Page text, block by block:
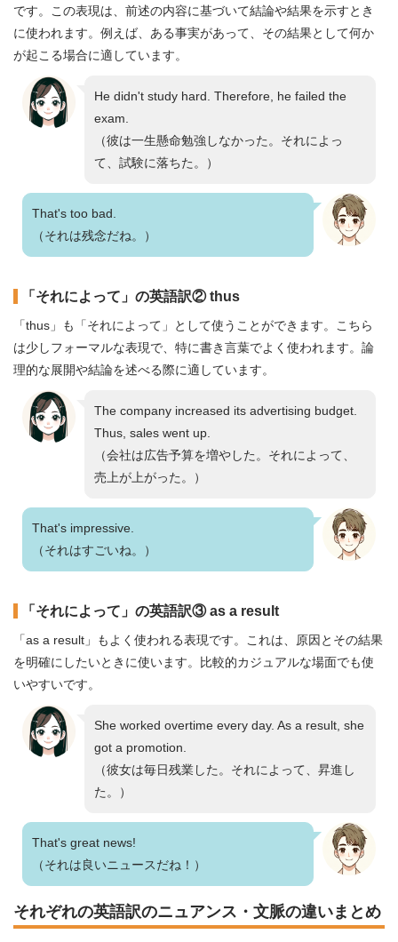
です。この表現は、前述の内容に基づいて結論や結果を示すとき
に使われます。例えば、ある事実があって、その結果として何か
が起こる場合に適しています。
He didn't study hard. Therefore, he failed the
exam.
（彼は一生懸命勉強しなかった。それによっ
て、試験に落ちた。）
That's too bad.
（それは残念だね。）
「それによって」の英語訳② thus
「thus」も「それによって」として使うことができます。こちら
は少しフォーマルな表現で、特に書き言葉でよく使われます。論
理的な展開や結論を述べる際に適しています。
The company increased its advertising budget.
Thus, sales went up.
（会社は広告予算を増やした。それによって、
売上が上がった。）
That's impressive.
（それはすごいね。）
「それによって」の英語訳③ as a result
「as a result」もよく使われる表現です。これは、原因とその結果
を明確にしたいときに使います。比較的カジュアルな場面でも使
いやすいです。
She worked overtime every day. As a result, she
got a promotion.
（彼女は毎日残業した。それによって、昇進し
た。）
That's great news!
（それは良いニュースだね！）
それぞれの英語訳のニュアンス・文脈の違いまとめ